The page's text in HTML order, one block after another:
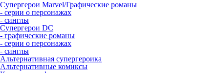
Супергерои Marvel/Графические романы
- серии о персонажах
- синглы
Супергерои DC
- графические романы
- серии о персонажах
- синглы
Альтернативная супергероика
Альтернативные комиксы